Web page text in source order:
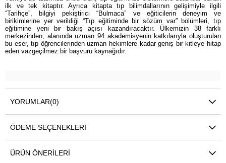
ilk ve tek kitaptır. Ayrıca kitapta tıp bilimdallarının gelişimiyle ilgili
“Tarihçe”, bilgiyi pekiştirici “Bulmaca” ve eğiticilerin deneyim ve
birikimlerine yer verildiği “Tıp eğitiminde bir sözüm var” bölümleri, tıp
eğitimine yeni bir bakış açısı kazandıracaktır. Ülkemizin 38 farklı
merkezinden, alanında uzman 94 akademisyenin katkılarıyla oluşturulan
bu eser, tıp öğrencilerinden uzman hekimlere kadar geniş bir kitleye hitap
eden vazgeçilmez bir başvuru kaynağıdır.
YORUMLAR(0)
ÖDEME SEÇENEKLERI
ÜRÜN ÖNERILERI